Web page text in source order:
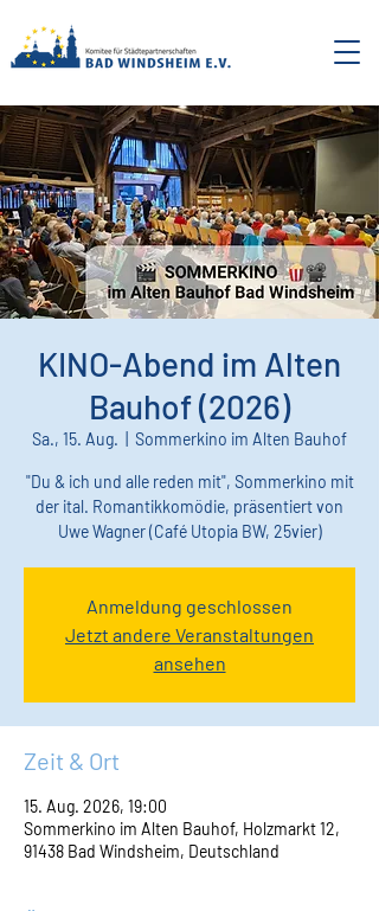
KINO-Abend im Alten
Bauhof (2026)
Sa., 15. Aug. Sommerkino im Alten Bauhof
"Du & ich und alle reden mit", Sommerkino mit
der ital. Romantikkomödie, präsentiert von
Uwe Wagner (Café Utopia BW, 25vier)
Anmeldung geschlossen
Jetzt andere Veranstaltungen
ansehen
Zeit & Ort
15. Aug. 2026, 19:00
Sommerkino im Alten Bauhof, Holzmarkt 12,
91438 Bad Windsheim, Deutschland